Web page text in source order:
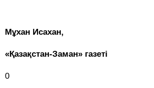
Мұхан Исахан,
«Қазақстан-Заман» газеті
0